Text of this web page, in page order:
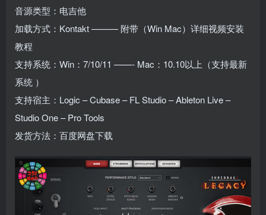
音源类型：电吉他
加载方式：Kontakt ——— 附带（Win Mac）详细视频安装
教程
支持系统：Win：7/10/11 ——- Mac：10.10以上（支持最新
系统 ）
支持宿主：Logic – Cubase – FL Studio – Ableton Live –
Studio One – Pro Tools
发货方法：百度网盘下载